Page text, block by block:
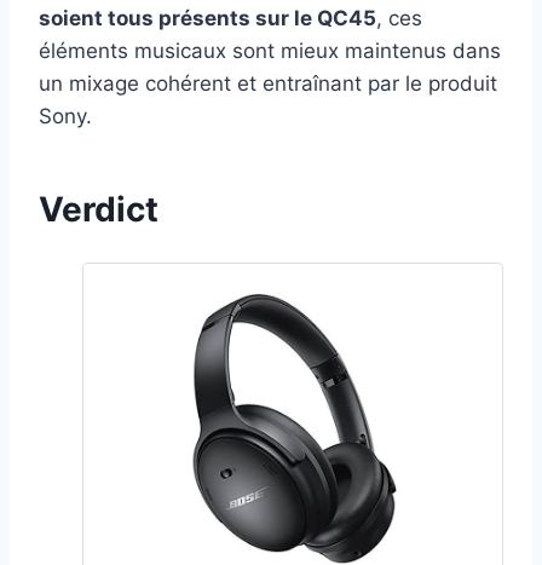
soient tous présents sur le QC45, ces
éléments musicaux sont mieux maintenus dans
un mixage cohérent et entraînant par le produit
Sony.
Verdict